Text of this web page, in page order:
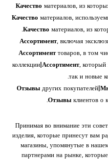
Качество материалов, из
Качество материалов,
Качество материалов, из
Ассортимент, включая
Ассортименттоваров, в том
коллекции|Ассортимент, который
так и новые
Отзывы других покупателей|
Отзывы клиентов о
Принимая во внимание эти
изделия, которые принесут вам
магазины, упомянутые в
партнерами на рынке,